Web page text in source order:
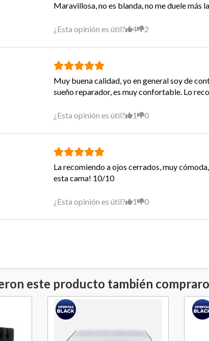
TEMPO BASE DIVIDIDA
para un funcionamiento perfecto. Su
Po-cket Advance evita que los
hacia el sector de la otra persona, al mismo
una resistencia y firmeza ideal para un óptimo
Maravillosa, no es blanda, no me duele más
¿Esta opinión es útil? 4 2
Muy buena calidad, yo en general soy de
sueño reparador, es muy confortable. Lo
¿Esta opinión es útil? 1 0
La recomiendo a ojos cerrados, muy
esta cama! 10/10
¿Esta opinión es útil? 1 0
este producto también